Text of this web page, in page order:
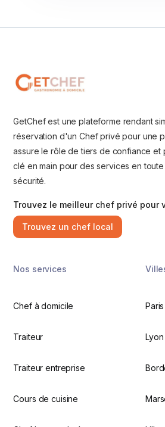
GetChef est une plateforme rendant
réservation d'un Chef privé pour une
assure le rôle de tiers de confiance et
clé en main pour des services en
sécurité.
Trouvez le meilleur chef privé pour
Trouvez un chef local
Nos services
Chef à domicile
Traiteur
Traiteur entreprise
Cours de cuisine
Paris
Lyon